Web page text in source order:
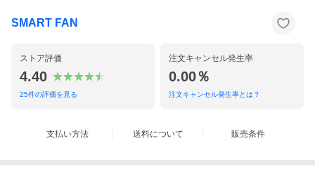
SMART FAN
ストア評価
4.40
25件の評価を見る
注文キャンセル発生率
0.00％
注文キャンセル発生率とは？
支払い方法 送料について 販売条件